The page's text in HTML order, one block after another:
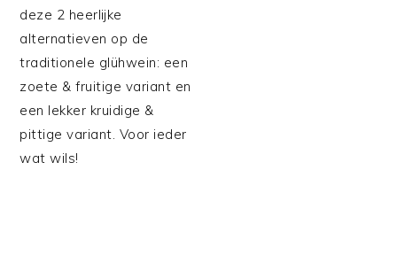
deze 2 heerlijke
alternatieven op de
traditionele glühwein: een
zoete & fruitige variant en
een lekker kruidige &
pittige variant. Voor ieder
wat wils!